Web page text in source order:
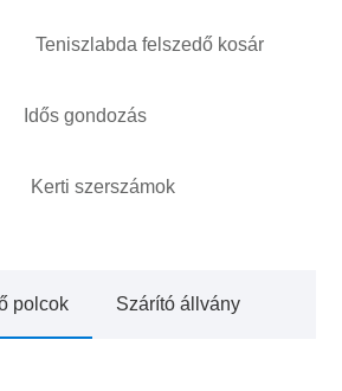
Teniszlabda felszedő kosár
Idős gondozás
Kerti szerszámok
polcok Szárító állvány